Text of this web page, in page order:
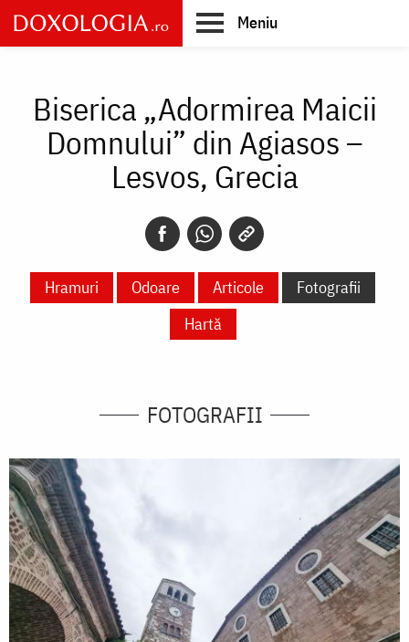
Skip
to
main
Meniu
Biserica „Adormirea Maicii
Domnului” din Agiasos –
Lesvos, Grecia
Hramuri Odoare Articole
Fotografii
Hartă
FOTOGRAFII